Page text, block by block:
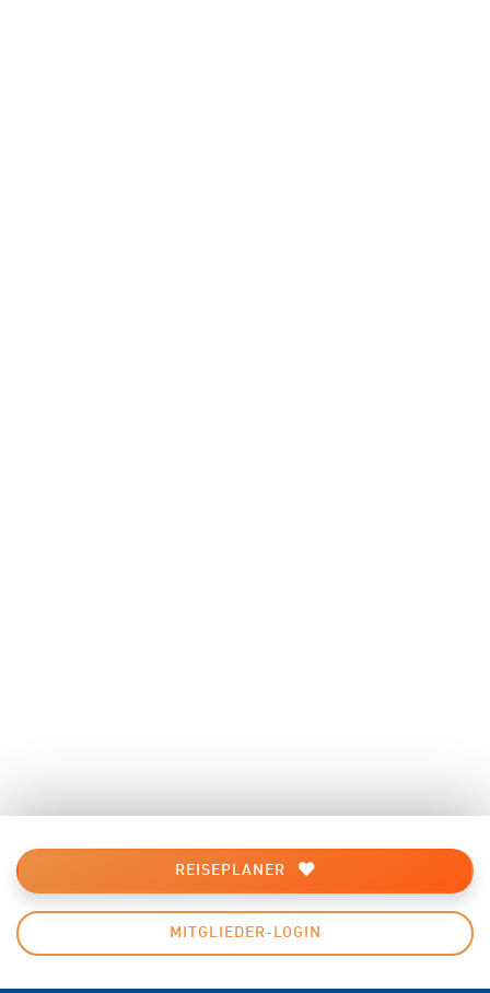
REISEPLANER
MITGLIEDER-LOGIN